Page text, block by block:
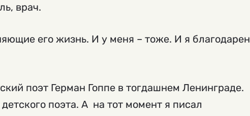
врач.
его жизнь. И у меня – тоже. И я благодарен
поэт Герман Гоппе в тогдашнем Ленинграде.
поэта. А на тот момент я писал